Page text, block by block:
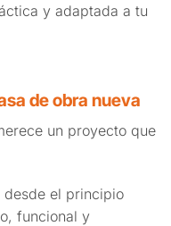
y adaptada a tu
de obra nueva
un proyecto que
desde el principio
funcional y